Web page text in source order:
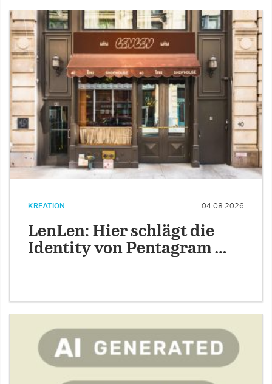
KREATION 04.08.2026
LenLen: Hier schlägt die
Identity von Pentagram …